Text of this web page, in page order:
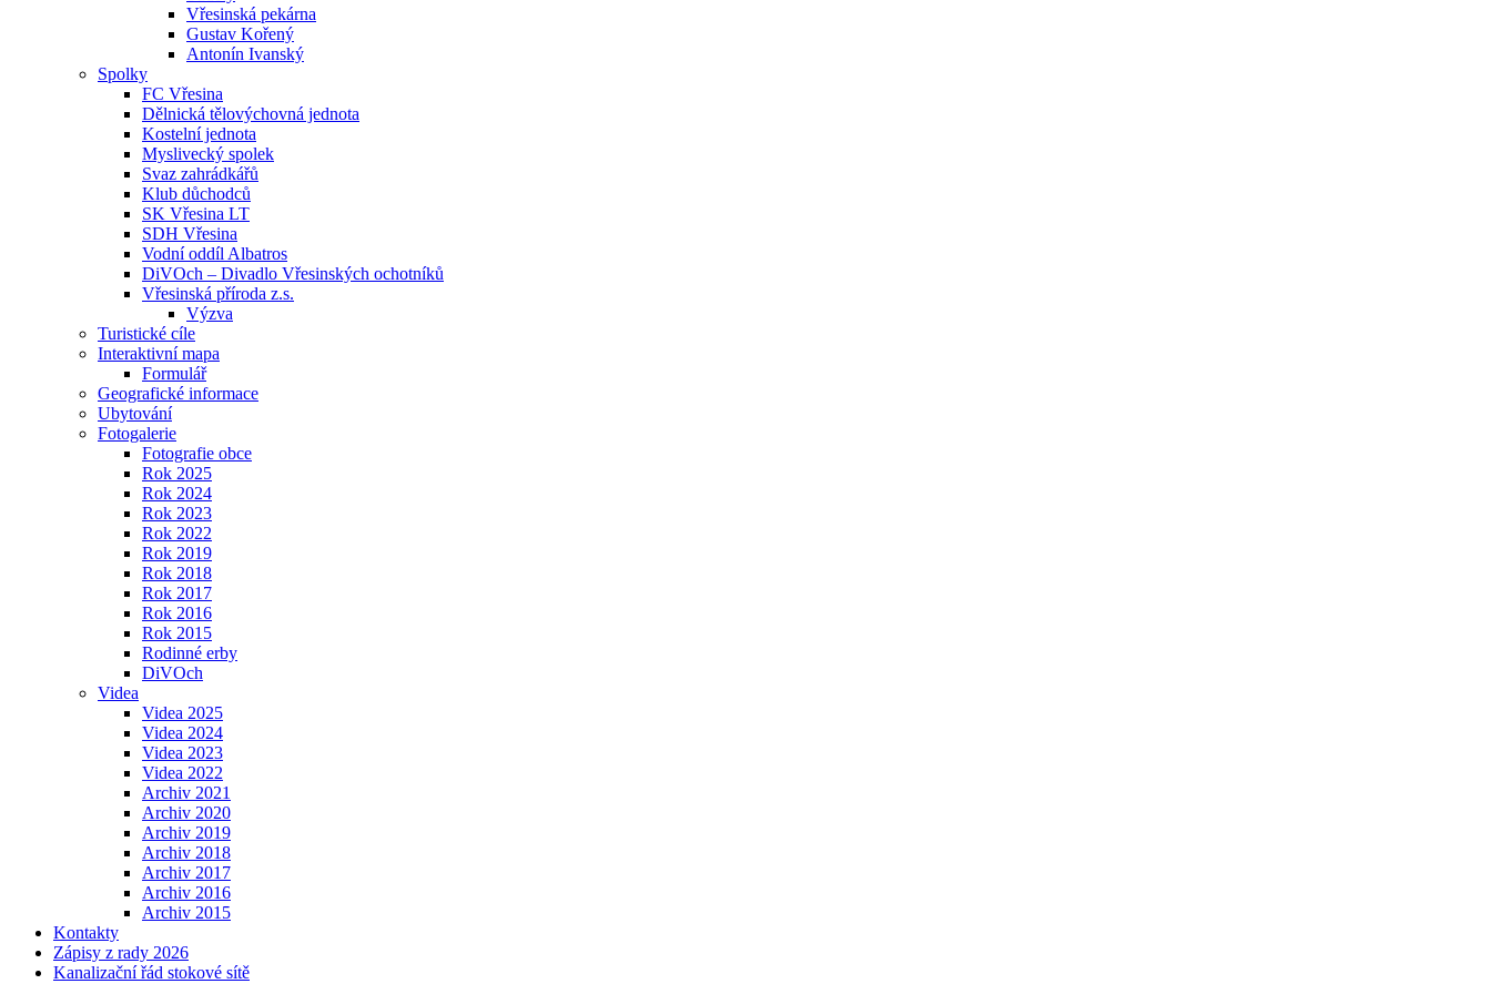
Vřesinská pekárna
Gustav Kořený
Antonín Ivanský
Spolky
FC Vřesina
Dělnická tělovýchovná jednota
Kostelní jednota
Myslivecký spolek
Svaz zahrádkářů
Klub důchodců
SK Vřesina LT
SDH Vřesina
Vodní oddíl Albatros
DiVOch – Divadlo Vřesinských ochotníků
Vřesinská příroda z.s.
Výzva
Turistické cíle
Interaktivní mapa
Formulář
Geografické informace
Ubytování
Fotogalerie
Fotografie obce
Rok 2025
Rok 2024
Rok 2023
Rok 2022
Rok 2019
Rok 2018
Rok 2017
Rok 2016
Rok 2015
Rodinné erby
DiVOch
Videa
Videa 2025
Videa 2024
Videa 2023
Videa 2022
Archiv 2021
Archiv 2020
Archiv 2019
Archiv 2018
Archiv 2017
Archiv 2016
Archiv 2015
Kontakty
Zápisy z rady 2026
Kanalizační řád stokové sítě